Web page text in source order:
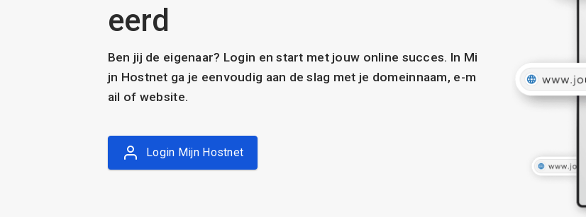
eerd
Ben jij de eigenaar? Login en start met jouw online succes. In Mi
jn Hostnet ga je eenvoudig aan de slag met je domeinnaam, e-m
ail of website.
Login Mijn Hostnet